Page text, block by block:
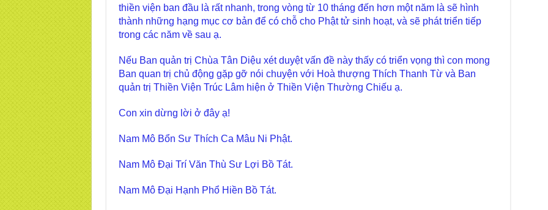
thiền viện ban đầu là rất nhanh, trong vòng từ 10 tháng đến hơn một năm là sẽ hình
thành những hạng mục cơ bản để có chỗ cho Phật tử sinh hoạt, và sẽ phát triển tiếp
trong các năm về sau ạ.
Nếu Ban quản trị Chùa Tân Diệu xét duyệt vấn đề này thấy có triển vọng thì con mong
Ban quan trị chủ động gặp gỡ nói chuyện với Hoà thượng Thích Thanh Từ và Ban
quản trị Thiền Viện Trúc Lâm hiện ở Thiền Viện Thường Chiếu ạ.
Con xin dừng lời ở đây ạ!
Nam Mô Bổn Sư Thích Ca Mâu Ni Phật.
Nam Mô Đại Trí Văn Thù Sư Lợi Bồ Tát.
Nam Mô Đại Hạnh Phổ Hiền Bồ Tát.